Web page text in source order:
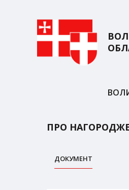
ПРО
ДОКУМЕНТ